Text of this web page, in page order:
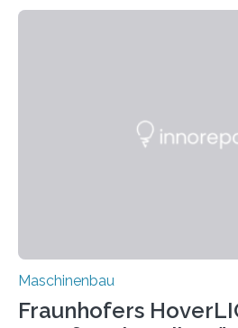
Durch den verstärkten Einsatz
Maschinenbau
Fraunhofers